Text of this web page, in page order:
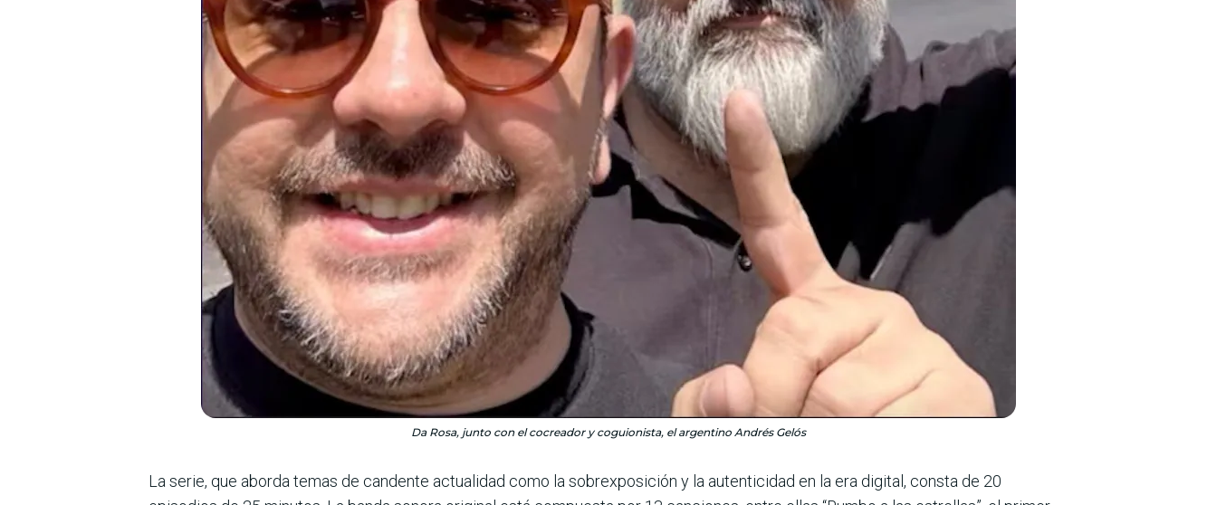
Da Rosa, junto con el cocreador y coguionista, el argentino Andrés Gelós
La serie, que aborda temas de candente actualidad como la sobrexposición y la autenti­cidad en la era digital, consta de 20